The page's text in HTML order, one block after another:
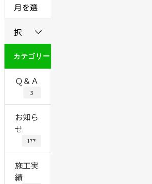
月を選
択
カテゴリー
Ｑ＆Ａ
3
お知ら
せ
177
施工実
績